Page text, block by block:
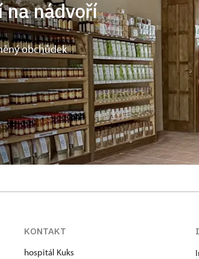
nádvoří
obchůdek
KONTAKT
hospitál Kuks